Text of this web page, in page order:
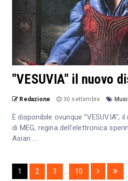
"VESUVIA" il nuovo
Redazione 30 settembre
È disponibile ovunque "VESUVIA",
di MEG, regina dell'elettronica
Asian ...
1 2 3 10